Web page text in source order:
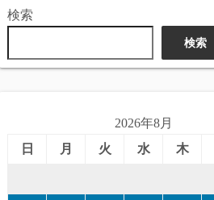
検索
検索
2026年8月
日
月 火 水 木